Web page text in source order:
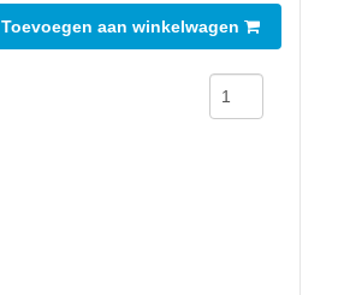
Toevoegen aan winkelwagen